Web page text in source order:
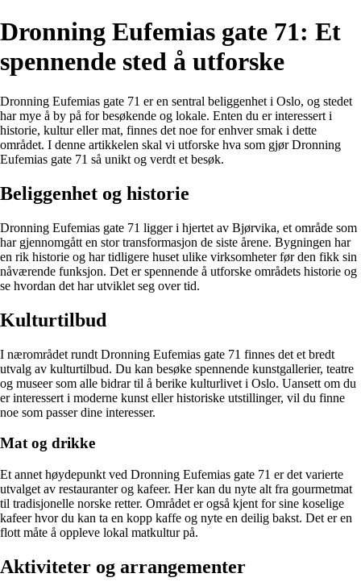
Dronning Eufemias gate 71: Et
spennende sted å utforske
Dronning Eufemias gate 71 er en sentral beliggenhet i Oslo, og stedet
har mye å by på for besøkende og lokale. Enten du er interessert i
historie, kultur eller mat, finnes det noe for enhver smak i dette
området. I denne artikkelen skal vi utforske hva som gjør Dronning
Eufemias gate 71 så unikt og verdt et besøk.
Beliggenhet og historie
Dronning Eufemias gate 71 ligger i hjertet av Bjørvika, et område som
har gjennomgått en stor transformasjon de siste årene. Bygningen har
en rik historie og har tidligere huset ulike virksomheter før den fikk sin
nåværende funksjon. Det er spennende å utforske områdets historie og
se hvordan det har utviklet seg over tid.
Kulturtilbud
I nærområdet rundt Dronning Eufemias gate 71 finnes det et bredt
utvalg av kulturtilbud. Du kan besøke spennende kunstgallerier, teatre
og museer som alle bidrar til å berike kulturlivet i Oslo. Uansett om du
er interessert i moderne kunst eller historiske utstillinger, vil du finne
noe som passer dine interesser.
Mat og drikke
Et annet høydepunkt ved Dronning Eufemias gate 71 er det varierte
utvalget av restauranter og kafeer. Her kan du nyte alt fra gourmetmat
til tradisjonelle norske retter. Området er også kjent for sine koselige
kafeer hvor du kan ta en kopp kaffe og nyte en deilig bakst. Det er en
flott måte å oppleve lokal matkultur på.
Aktiviteter og arrangementer